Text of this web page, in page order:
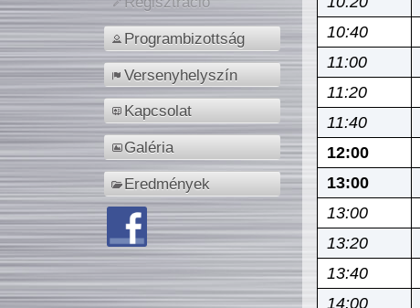
Programbizottság
Versenyhelyszín
Kapcsolat
Galéria
Eredmények
10:40
11:00
11:20
11:40
12:00
13:00
13:00
13:20
13:40
14:00